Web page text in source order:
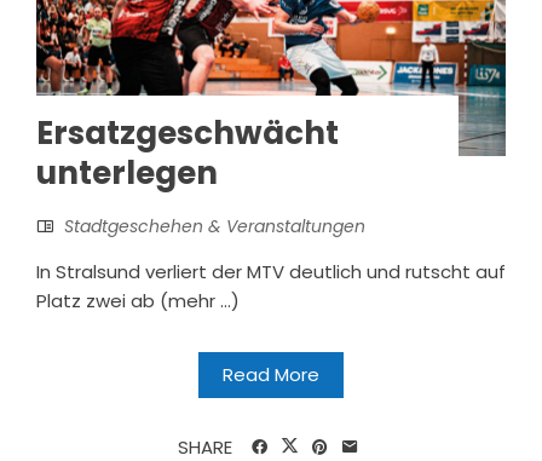
Ersatzgeschwächt
unterlegen
Stadtgeschehen & Veranstaltungen
In Stralsund verliert der MTV deutlich und rutscht auf
Platz zwei ab (mehr …)
Read More
SHARE